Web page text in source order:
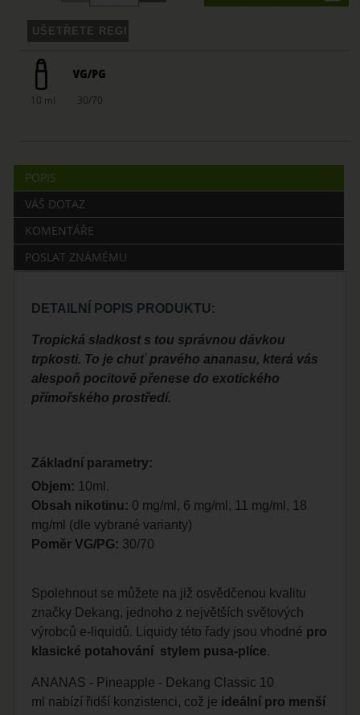
10 ml 30/70
POPIS
VÁŠ DOTAZ
KOMENTÁŘE
POSLAT ZNÁMÉMU
DETAILNÍ POPIS PRODUKTU:
Tropická sladkost s tou správnou dávkou
trpkosti. To je chuť pravého ananasu, která vás
alespoň pocitově přenese do exotického
přímořského prostředí.
Základní parametry:
Objem: 10ml.
Obsah nikotinu: 0 mg/ml, 6 mg/ml, 11 mg/ml, 18
mg/ml (dle vybrané varianty)
Poměr VG/PG: 30/70
Spolehnout se můžete na již osvědčenou kvalitu
značky Dekang, jednoho z největších světových
výrobců e-liquidů. Liquidy této řady jsou vhodné pro
klasické potahování stylem pusa-plíce.
ANANAS - Pineapple - Dekang Classic 10
ml nabízí řidší konzistenci, což je ideální pro menší